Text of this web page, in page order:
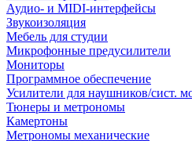
Аудио- и MIDI-интерфейсы
Звукоизоляция
Мебель для студии
Микрофонные предусилители
Мониторы
Программное обеспечение
Усилители для наушников/сист.
Тюнеры и метрономы
Камертоны
Метрономы механические